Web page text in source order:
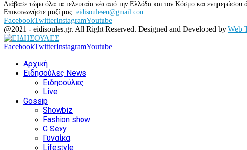
Διάβασε τώρα όλα τα τελευταία νέα από την Ελλάδα και τον Κόσμο και ενημερώσου
Επικοινωνήστε μαζί μας: eidisouleseu@gmail.com
FacebookTwitterInstagramYoutube
@2021 - eidisoules.gr. All Right Reserved. Designed and Developed by Web
FacebookTwitterInstagramYoutube
Αρχική
Ειδησούλες News
Ειδησούλες
Live
Gossip
Showbiz
Fashion show
G Sexy
Γυναίκα
Lifestyle